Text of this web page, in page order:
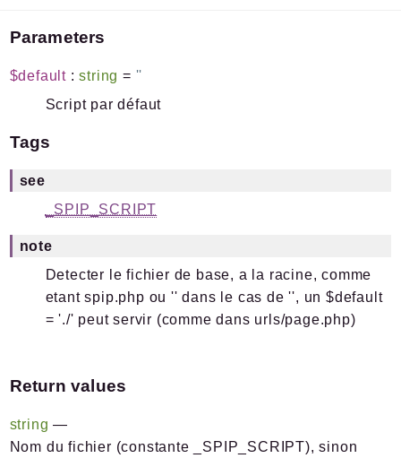
Parameters
$default :string = ''
Script par défaut
Tags
see
_SPIP_SCRIPT
note
Detecter le fichier de base, a la racine, comme
etant spip.php ou '' dans le cas de '', un $default
= './' peut servir (comme dans urls/page.php)
Return values
string —
Nom du fichier (constante _SPIP_SCRIPT), sinon